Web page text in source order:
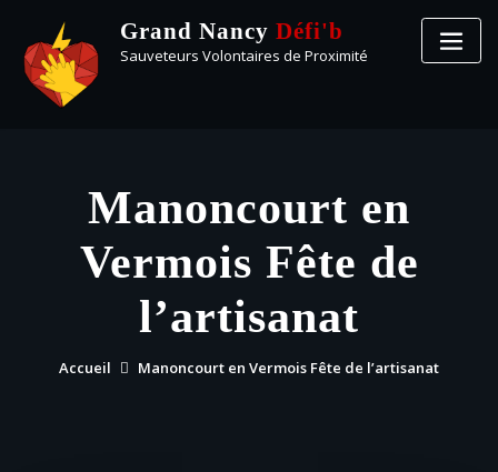
Grand Nancy Défi'b
Sauveteurs Volontaires de Proximité
Manoncourt en
Vermois Fête de
l’artisanat
Accueil Manoncourt en Vermois Fête de l’artisanat